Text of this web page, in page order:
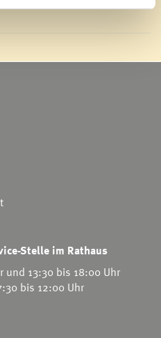
Stelle im Rathaus
und 13:30 bis 18:00 Uhr
bis 12:00 Uhr